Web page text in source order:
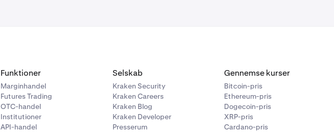
Funktioner
Marginhandel
Futures Trading
OTC-handel
Institutioner
API-handel
Selskab
Kraken Security
Kraken Careers
Kraken Blog
Kraken Developer
Presserum
Gennemse kurser
Bitcoin-pris
Ethereum-pris
Dogecoin-pris
XRP-pris
Cardano-pris